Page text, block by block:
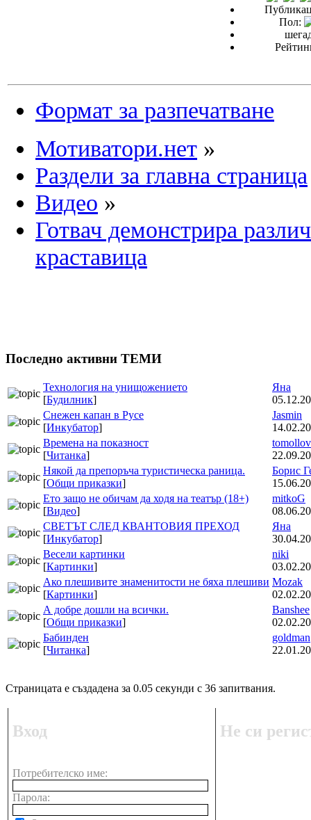
Пол:
Формат за разпечатване
Мотиватори.нет »
Раздели за главна страница
Видео »
Готвач демонстрира
краставица
Последно активни ТЕМИ
Технология на унищожението
[Будилник]
Яна
Снежен капан в Русе
[Инкубатор]
Jasmin
Времена на показност
[Читанка]
tomollov
Някой да препоръча туристическа раница.
[Общи приказки]
Борис
Ето защо не обичам да ходя на театър (18+)
[Видео]
mitkoG
СВЕТЪТ СЛЕД КВАНТОВИЯ ПРЕХОД
[Инкубатор]
Яна
Весели картинки
[Картинки]
niki
Ако плешивите знаменитости не бяха плешиви
[Картинки]
Mozak
А добре дошли на всички.
[Общи приказки]
Banshee
Бабинден
[Читанка]
goldman
Страницата е създадена за 0.05 секунди с 36 запитвания.
Вход
Потребителско име:
Парола:
Не си